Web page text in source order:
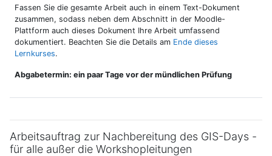
Fassen Sie die gesamte Arbeit auch in einem Text-Dokument
zusammen, sodass neben dem Abschnitt in der Moodle-
Plattform auch dieses Dokument Ihre Arbeit umfassend
dokumentiert. Beachten Sie die Details am Ende dieses
Lernkurses.
Abgabetermin: ein paar Tage vor der mündlichen Prüfung
Arbeitsauftrag zur Nachbereitung des GIS-Days -
für alle außer die Workshopleitungen